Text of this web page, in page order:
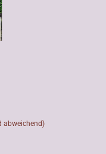
abweichend)